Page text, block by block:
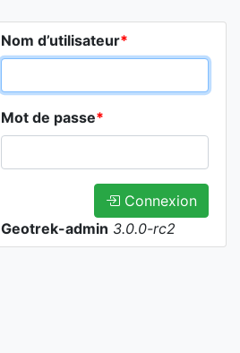
Nom d’utilisateur*
Mot de passe*
Connexion
Geotrek-admin 3.0.0-rc2